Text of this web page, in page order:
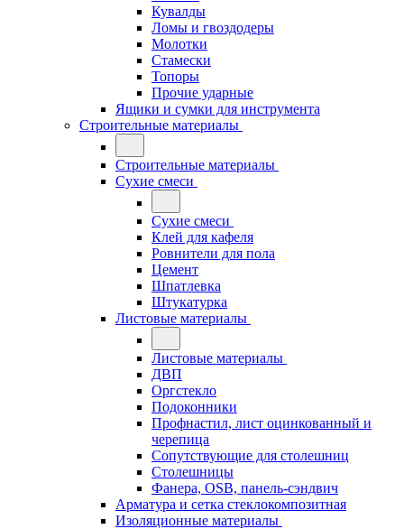
Кувалды
Ломы и гвоздодеры
Молотки
Стамески
Топоры
Прочие ударные
Ящики и сумки для инструмента
Строительные материалы
Строительные материалы
Сухие смеси
Сухие смеси
Клей для кафеля
Ровнители для пола
Цемент
Шпатлевка
Штукатурка
Листовые материалы
Листовые материалы
ДВП
Оргстекло
Подоконники
Профнастил, лист оцинкованный и
черепица
Сопутствующие для столешниц
Столешницы
Фанера, OSB, панель-сэндвич
Арматура и сетка стеклокомпозитная
Изоляционные материалы